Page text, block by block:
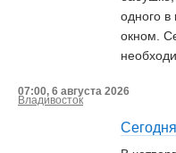
одного в
окном.
07:00, 6 августа 2026
Владивосток